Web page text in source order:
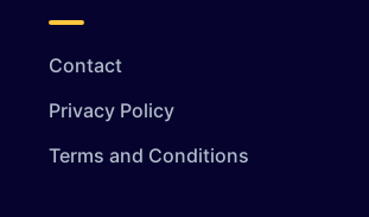
Contact
Privacy Policy
Terms and Conditions